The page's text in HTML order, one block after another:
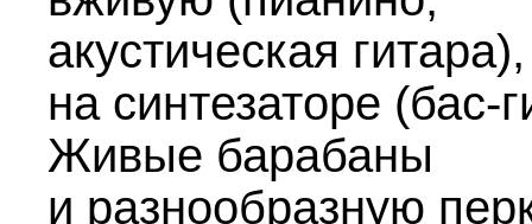
акустическая
на синтезаторе (бас-
Живые барабаны
и разнообразную